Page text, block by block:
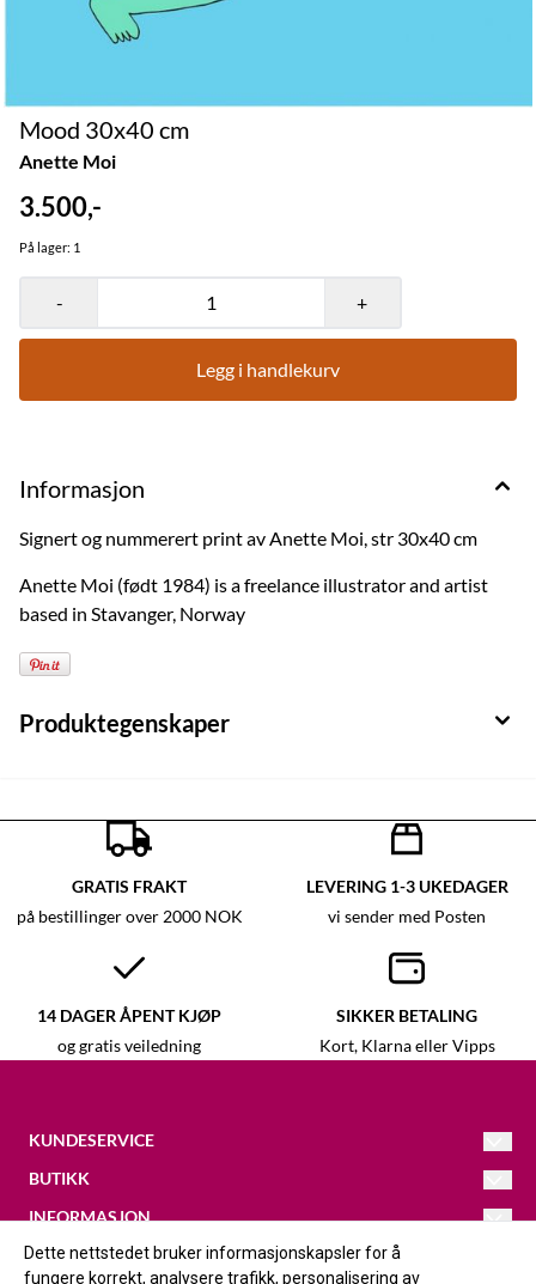
Mood 30x40 cm
Anette Moi
3.500,-
På lager: 1
- +
Legg i handlekurv
Informasjon
Signert og nummerert print av Anette Moi, str 30x40 cm
Anette Moi (født 1984) is a freelance illustrator and artist
based in Stavanger, Norway
Produktegenskaper
GRATIS FRAKT
på bestillinger over 2000 NOK
LEVERING 1-3 UKEDAGER
vi sender med Posten
14 DAGER ÅPENT KJØP
og gratis veiledning
SIKKER BETALING
Kort, Klarna eller Vipps
KUNDESERVICE
Kristina
093433686
Løkjavegen 16
BUTIKK
Vilkår
Kontakt oss
INFORMASJON
Om oss
FØLG OSS
Dette nettstedet bruker informasjonskapsler for å
fungere korrekt, analysere trafikk, personalisering av